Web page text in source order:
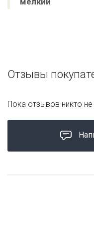
Отзывы
Пока отзывов никто